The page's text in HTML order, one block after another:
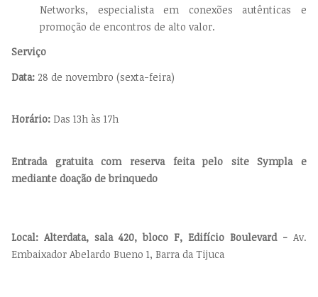
Networks, especialista em conexões autênticas e
promoção de encontros de alto valor.
Serviço
Data: 28 de novembro (sexta-feira)
Horário: Das 13h às 17h
Entrada gratuita com reserva feita pelo site Sympla e
mediante doação de brinquedo
Local: Alterdata, sala 420, bloco F, Edifício Boulevard - Av.
Embaixador Abelardo Bueno 1, Barra da Tijuca